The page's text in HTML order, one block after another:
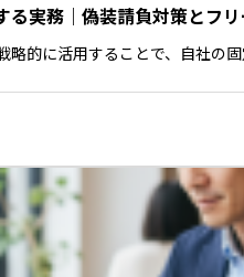
る実務｜偽装請負対策とフ
略的に活用することで、自社の